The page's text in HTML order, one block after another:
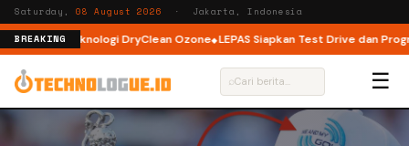
Saturday,08 August 2026 · Jakarta, Indonesia
BREAKINGTeknologi DryClean Ozone LEPAS Siapkan Test Drive dan
⌕ ☰